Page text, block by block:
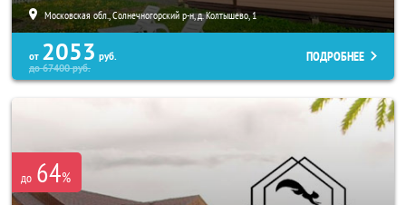
Московская обл., Солнечногорский р-н, д. Колтышево, 1
от 2053 руб.
до67400руб.
ПОДРОБНЕЕ
до 64%